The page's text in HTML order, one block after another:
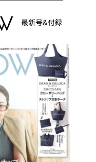
最新号&付録